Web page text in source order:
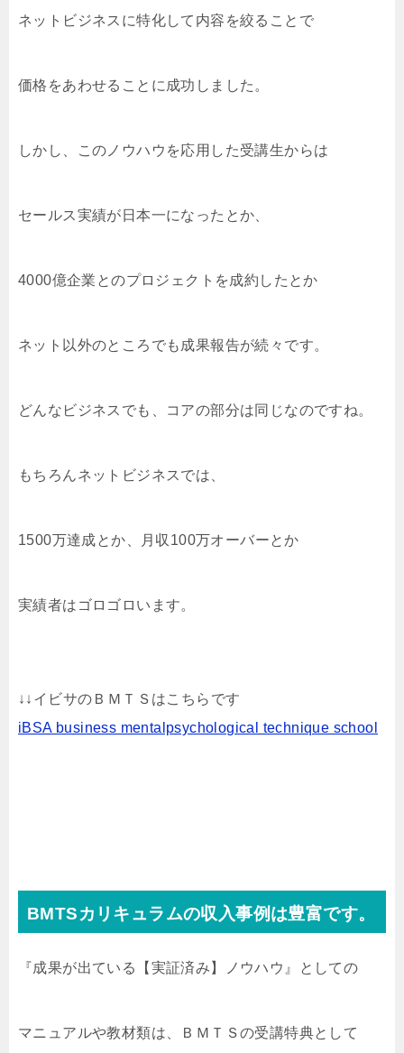
ネットビジネスに特化して内容を絞ることで
価格をあわせることに成功しました。
しかし、このノウハウを応用した受講生からは
セールス実績が日本一になったとか、
4000億企業とのプロジェクトを成約したとか
ネット以外のところでも成果報告が続々です。
どんなビジネスでも、コアの部分は同じなのですね。
もちろんネットビジネスでは、
1500万達成とか、月収100万オーバーとか
実績者はゴロゴロいます。
↓↓イビサのＢＭＴＳはこちらです
iBSA business mentalpsychological technique school
BMTSカリキュラムの収入事例は豊富です。
『成果が出ている【実証済み】ノウハウ』としての
マニュアルや教材類は、ＢＭＴＳの受講特典として